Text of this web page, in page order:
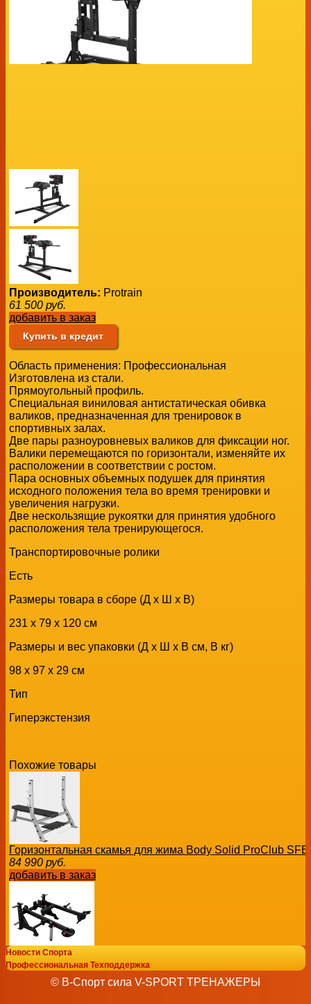
Производитель: Protrain
61 500 руб.
добавить в заказ
Купить в кредит
Область применения: Профессиональная
Изготовлена из стали.
Прямоугольный профиль.
Специальная виниловая антистатическая обивка
валиков, предназначенная для тренировок в
спортивных залах.
Две пары разноуровневых валиков для фиксации ног.
Валики перемещаются по горизонтали, изменяйте их
расположении в соответствии с ростом.
Пара основных объемных подушек для принятия
исходного положения тела во время тренировки и
увеличения нагрузки.
Две нескользящие рукоятки для принятия удобного
расположения тела тренирующегося.
Транспортировочные ролики
Есть
Размеры товара в сборе (Д x Ш x В)
231 x 79 x 120 см
Размеры и вес упаковки (Д x Ш x В см, В кг)
98 х 97 х 29 см
Тип
Гиперэкстензия
Похожие товары
Горизонтальная скамья для жима Body Solid ProClub
84 990 руб.
добавить в заказ
Профессиональный силовой тренажер бронзджим Тяга/
PARTNER BRONZE GYM BGR-808 васил
руб.
Новости Спорта
Профессиональная Техподдержка
© В-Спорт сила V-SPORT ТРЕНАЖЕРЫ